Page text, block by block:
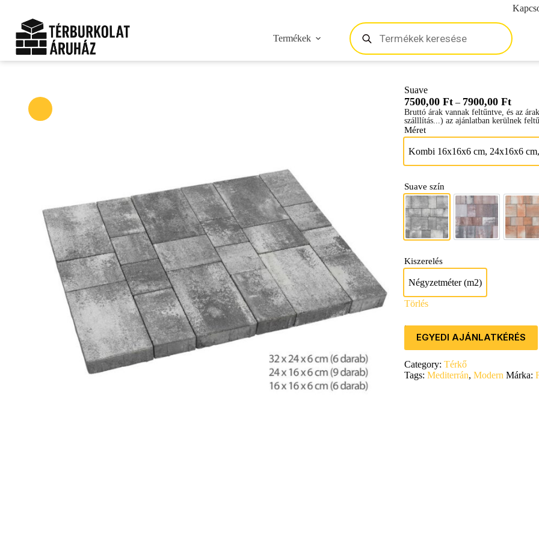
Termékek
Suave
7500,00 Ft – 7900,00 Ft
Bruttó árak vannak feltűntve, és az
szálllítás...) az ajánlatban kerülnek
Méret
Kombi 16x16x6 cm, 24x16x6
Kombi
Suave szín
Antracit melírBarna melír
Kiszerelés
Négyzetméter (m2)
Négyzetméter (m2)
Törlés
7500,00Ft
EGYEDI AJÁNLATKÉRÉS
Category: Térkő
Tags: Mediterrán, Modern Márka: